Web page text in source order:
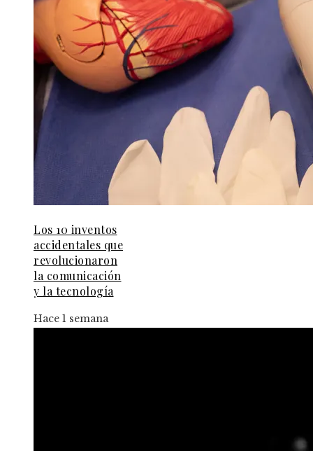
Los 10 inventos
accidentales que
revolucionaron
la comunicación
y la tecnología
Hace 1 semana